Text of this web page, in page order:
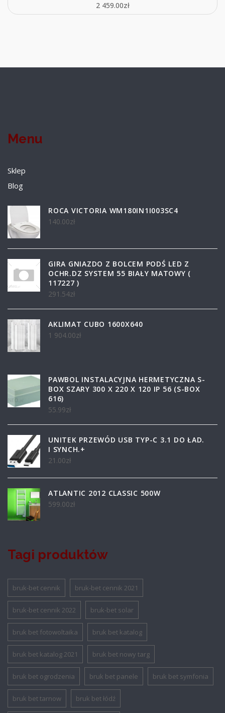
2 459.00zł
Menu
Sklep
Blog
ROCA VICTORIA WM180IN1I003SC4
140.00zł
GIRA GNIAZDO Z BOLCEM PODŚ LED Z
OCHR.DZ SYSTEM 55 BIAŁY MATOWY (
117227 )
291.54zł
AKLIMAT CUBO 1600X640
1 904.00zł
PAWBOL INSTALACYJNA HERMETYCZNA S-
BOX SZARY 300 X 220 X 120 IP 56 (S-BOX
616)
55.99zł
UNITEK PRZEWÓD USB TYP-C 3.1 DO ŁAD.
I SYNCH.+
21.00zł
ATLANTIC 2012 CLASSIC 500W
599.00zł
Tagi produktów
bruk-bet cennik bruk-bet cennik 2021
bruk-bet cennik 2022 bruk-bet solar
bruk bet fotowoltaika bruk bet katalog
bruk bet katalog 2021 bruk bet nowy targ
bruk bet ogrodzenia bruk bet panele bruk bet symfonia
bruk bet tarnow bruk bet łódź